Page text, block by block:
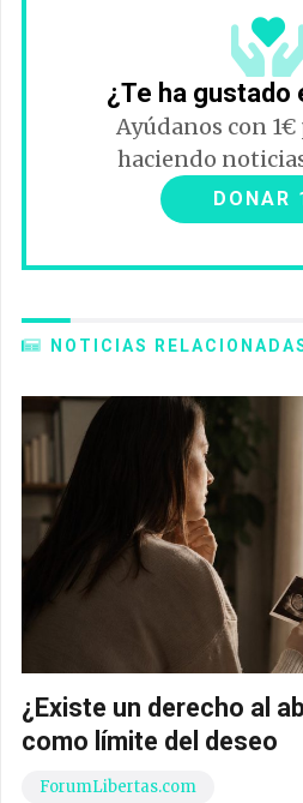
¿Te ha gustado
Ayúdanos con
haciendo
DONAR
NOTICIAS
¿Existe un derecho al
como límite del deseo
ForumLibertas.com